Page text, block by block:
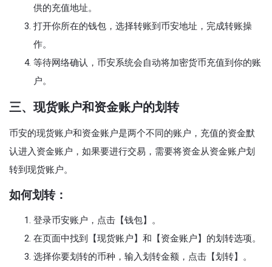
供的充值地址。
打开你所在的钱包，选择转账到币安地址，完成转账操
作。
等待网络确认，币安系统会自动将加密货币充值到你的账
户。
三、现货账户和资金账户的划转
币安的现货账户和资金账户是两个不同的账户，充值的资金默
认进入资金账户，如果要进行交易，需要将资金从资金账户划
转到现货账户。
如何划转：
登录币安账户，点击【钱包】。
在页面中找到【现货账户】和【资金账户】的划转选项。
选择你要划转的币种，输入划转金额，点击【划转】。